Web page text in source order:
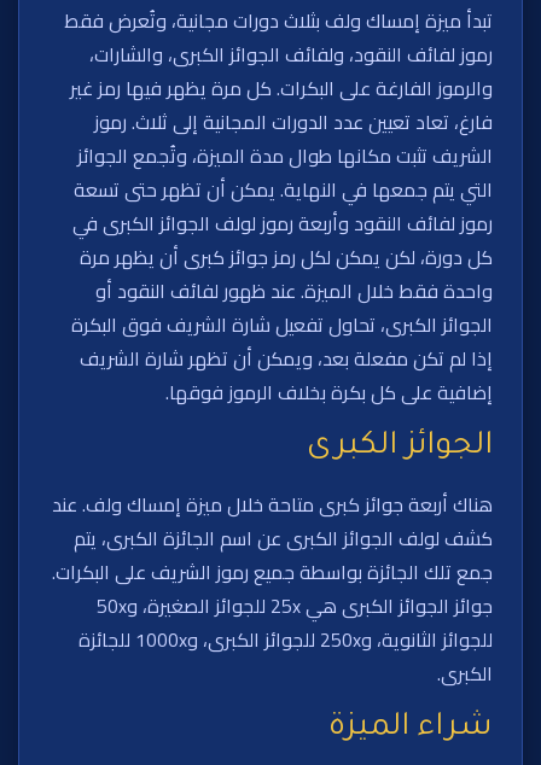
تبدأ ميزة إمساك ولف بثلاث دورات مجانية، وتُعرض فقط
رموز لفائف النقود، ولفائف الجوائز الكبرى، والشارات،
والرموز الفارغة على البكرات. كل مرة يظهر فيها رمز غير
فارغ، تعاد تعيين عدد الدورات المجانية إلى ثلاث. رموز
الشريف تثبت مكانها طوال مدة الميزة، وتُجمع الجوائز
التي يتم جمعها في النهاية. يمكن أن تظهر حتى تسعة
رموز لفائف النقود وأربعة رموز لولف الجوائز الكبرى في
كل دورة، لكن يمكن لكل رمز جوائز كبرى أن يظهر مرة
واحدة فقط خلال الميزة. عند ظهور لفائف النقود أو
الجوائز الكبرى، تحاول تفعيل شارة الشريف فوق البكرة
إذا لم تكن مفعلة بعد، ويمكن أن تظهر شارة الشريف
إضافية على كل بكرة بخلاف الرموز فوقها.
الجوائز الكبرى
هناك أربعة جوائز كبرى متاحة خلال ميزة إمساك ولف. عند
كشف لولف الجوائز الكبرى عن اسم الجائزة الكبرى، يتم
جمع تلك الجائزة بواسطة جميع رموز الشريف على البكرات.
جوائز الجوائز الكبرى هي 25x للجوائز الصغيرة، و50x
للجوائز الثانوية، و250x للجوائز الكبرى، و1000x للجائزة
الكبرى.
شراء الميزة